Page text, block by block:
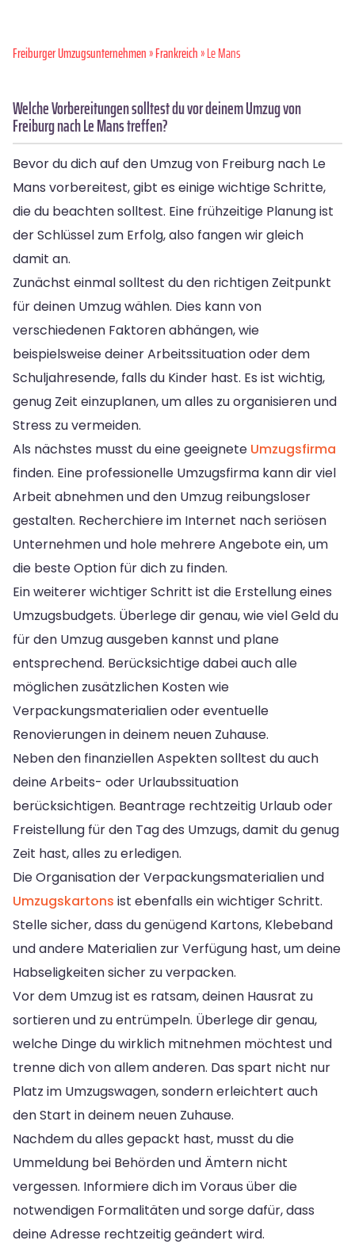
Freiburger Umzugsunternehmen»Frankreich» Le Mans
Welche Vorbereitungen solltest du vor deinem Umzug von
Freiburg nach Le Mans treffen?
Bevor du dich auf den Umzug von Freiburg nach Le
Mans vorbereitest, gibt es einige wichtige Schritte,
die du beachten solltest. Eine frühzeitige Planung ist
der Schlüssel zum Erfolg, also fangen wir gleich
damit an.
Zunächst einmal solltest du den richtigen Zeitpunkt
für deinen Umzug wählen. Dies kann von
verschiedenen Faktoren abhängen, wie
beispielsweise deiner Arbeitssituation oder dem
Schuljahresende, falls du Kinder hast. Es ist wichtig,
genug Zeit einzuplanen, um alles zu organisieren und
Stress zu vermeiden.
Als nächstes musst du eine geeignete Umzugsfirma
finden. Eine professionelle Umzugsfirma kann dir viel
Arbeit abnehmen und den Umzug reibungsloser
gestalten. Recherchiere im Internet nach seriösen
Unternehmen und hole mehrere Angebote ein, um
die beste Option für dich zu finden.
Ein weiterer wichtiger Schritt ist die Erstellung eines
Umzugsbudgets. Überlege dir genau, wie viel Geld du
für den Umzug ausgeben kannst und plane
entsprechend. Berücksichtige dabei auch alle
möglichen zusätzlichen Kosten wie
Verpackungsmaterialien oder eventuelle
Renovierungen in deinem neuen Zuhause.
Neben den finanziellen Aspekten solltest du auch
deine Arbeits- oder Urlaubssituation
berücksichtigen. Beantrage rechtzeitig Urlaub oder
Freistellung für den Tag des Umzugs, damit du genug
Zeit hast, alles zu erledigen.
Die Organisation der Verpackungsmaterialien und
Umzugskartons ist ebenfalls ein wichtiger Schritt.
Stelle sicher, dass du genügend Kartons, Klebeband
und andere Materialien zur Verfügung hast, um deine
Habseligkeiten sicher zu verpacken.
Vor dem Umzug ist es ratsam, deinen Hausrat zu
sortieren und zu entrümpeln. Überlege dir genau,
welche Dinge du wirklich mitnehmen möchtest und
trenne dich von allem anderen. Das spart nicht nur
Platz im Umzugswagen, sondern erleichtert auch
den Start in deinem neuen Zuhause.
Nachdem du alles gepackt hast, musst du die
Ummeldung bei Behörden und Ämtern nicht
vergessen. Informiere dich im Voraus über die
notwendigen Formalitäten und sorge dafür, dass
deine Adresse rechtzeitig geändert wird.